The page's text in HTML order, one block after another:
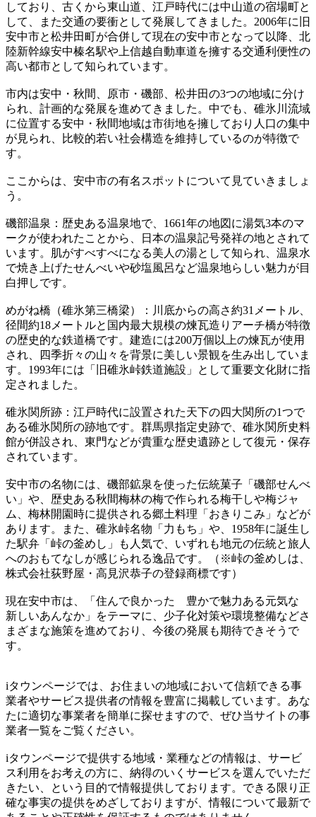
しており、古くから東山道、江戸時代には中山道の宿場町と
して、また交通の要衝として発展してきました。2006年に旧
安中市と松井田町が合併して現在の安中市となって以降、北
陸新幹線安中榛名駅や上信越自動車道を擁する交通利便性の
高い都市として知られています。
市内は安中・秋間、原市・磯部、松井田の3つの地域に分け
られ、計画的な発展を進めてきました。中でも、碓氷川流域
に位置する安中・秋間地域は市街地を擁しており人口の集中
が見られ、比較的若い社会構造を維持しているのが特徴で
す。
ここからは、安中市の有名スポットについて見ていきましょ
う。
磯部温泉：歴史ある温泉地で、1661年の地図に湯気3本のマ
ークが使われたことから、日本の温泉記号発祥の地とされて
います。肌がすべすべになる美人の湯として知られ、温泉水
で焼き上げたせんべいや砂塩風呂など温泉地らしい魅力が目
白押しです。
めがね橋（碓氷第三橋梁）：川底からの高さ約31メートル、
径間約18メートルと国内最大規模の煉瓦造りアーチ橋が特徴
の歴史的な鉄道橋です。建造には200万個以上の煉瓦が使用
され、四季折々の山々を背景に美しい景観を生み出していま
す。1993年には「旧碓氷峠鉄道施設」として重要文化財に指
定されました。
碓氷関所跡：江戸時代に設置された天下の四大関所の1つで
ある碓氷関所の跡地です。群馬県指定史跡で、碓氷関所史料
館が併設され、東門などが貴重な歴史遺跡として復元・保存
されています。
安中市の名物には、磯部鉱泉を使った伝統菓子「磯部せんべ
い」や、歴史ある秋間梅林の梅で作られる梅干しや梅ジャ
ム、梅林開園時に提供される郷土料理「おきりこみ」などが
あります。また、碓氷峠名物「力もち」や、1958年に誕生し
た駅弁「峠の釜めし」も人気で、いずれも地元の伝統と旅人
へのおもてなしが感じられる逸品です。（※峠の釜めしは、
株式会社荻野屋・高見沢恭子の登録商標です）
現在安中市は、「住んで良かった 豊かで魅力ある元気な
新しいあんなか」をテーマに、少子化対策や環境整備などさ
まざまな施策を進めており、今後の発展も期待できそうで
す。
iタウンページでは、お住まいの地域において信頼できる事
業者やサービス提供者の情報を豊富に掲載しています。あな
たに適切な事業者を簡単に探せますので、ぜひ当サイトの事
業者一覧をご覧ください。
iタウンページで提供する地域・業種などの情報は、サービ
ス利用をお考えの方に、納得のいくサービスを選んでいただ
きたい、という目的で情報提供しております。できる限り正
確な事実の提供をめざしておりますが、情報について最新で